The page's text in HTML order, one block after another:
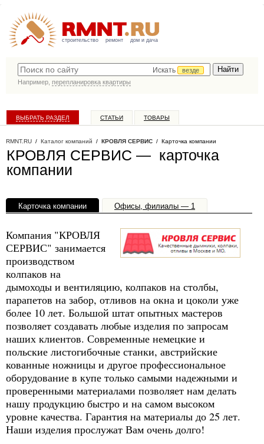
строительство ремонт дом и дача
Искать
везде
Например, перепланировка квартиры
ВЫБРАТЬ РАЗДЕЛ СТАТЬИ ТОВАРЫ
RMNT.RU / Каталог компаний / КРОВЛЯ СЕРВИС / Карточка компании
КРОВЛЯ СЕРВИС — карточка
компании
Карточка компании Офисы, филиалы — 1
Компания "КРОВЛЯ
СЕРВИС" занимается
производством
колпаков на
дымоходы и вентиляцию, колпаков на столбы,
парапетов на забор, отливов на окна и цоколи уже
более 10 лет. Большой штат опытных мастеров
позволяет создавать любые изделия по запросам
наших клиентов. Современные немецкие и
польские листогибочные станки, австрийские
кованные ножницы и другое профессиональное
оборудование в купе только самыми надежными и
проверенными материалами позволяет нам делать
нашу продукцию быстро и на самом высоком
уровне качества. Гарантия на материалы до 25 лет.
Наши изделия прослужат Вам очень долго!